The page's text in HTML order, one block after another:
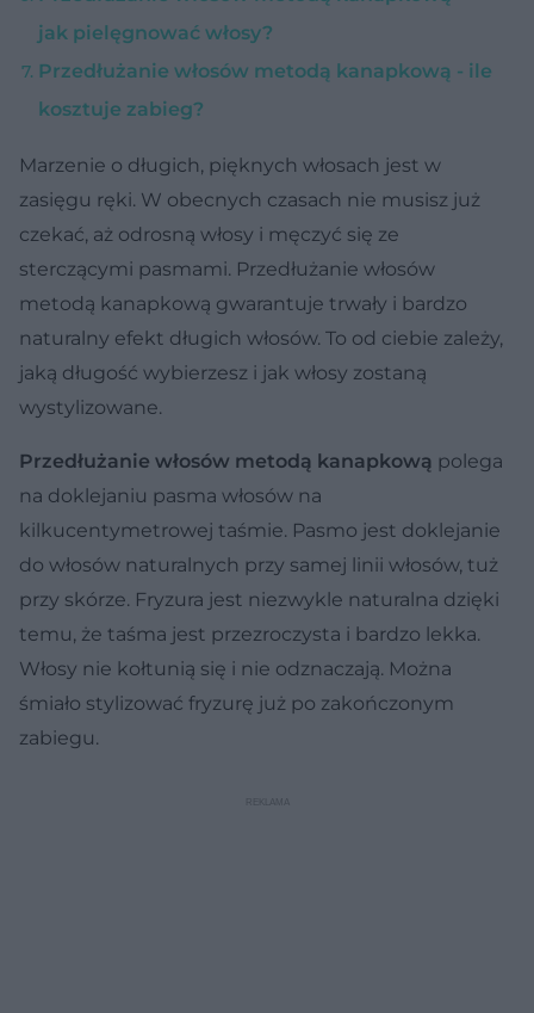
jak pielęgnować włosy?
Przedłużanie włosów metodą kanapkową - ile
kosztuje zabieg?
Marzenie o długich, pięknych włosach jest w
zasięgu ręki. W obecnych czasach nie musisz już
czekać, aż odrosną włosy i męczyć się ze
sterczącymi pasmami. Przedłużanie włosów
metodą kanapkową gwarantuje trwały i bardzo
naturalny efekt długich włosów. To od ciebie zależy,
jaką długość wybierzesz i jak włosy zostaną
wystylizowane.
Przedłużanie włosów metodą kanapkową polega
na doklejaniu pasma włosów na
kilkucentymetrowej taśmie. Pasmo jest doklejanie
do włosów naturalnych przy samej linii włosów, tuż
przy skórze. Fryzura jest niezwykle naturalna dzięki
temu, że taśma jest przezroczysta i bardzo lekka.
Włosy nie kołtunią się i nie odznaczają. Można
śmiało stylizować fryzurę już po zakończonym
zabiegu.